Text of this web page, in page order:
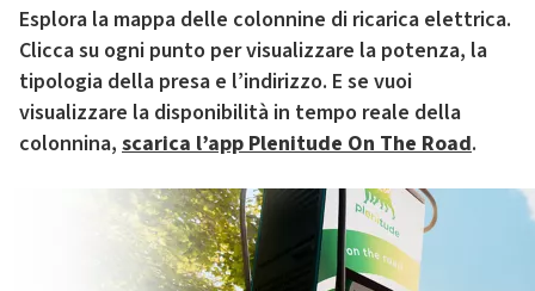
Esplora la mappa delle colonnine di ricarica elettrica.
Clicca su ogni punto per visualizzare la potenza, la
tipologia della presa e l’indirizzo. E se vuoi
visualizzare la disponibilità in tempo reale della
colonnina, scarica l’app Plenitude On The Road.